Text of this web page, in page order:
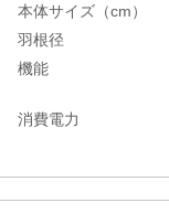
本体サイズ（cm）
羽根径
機能
消費電力
オフタイマー